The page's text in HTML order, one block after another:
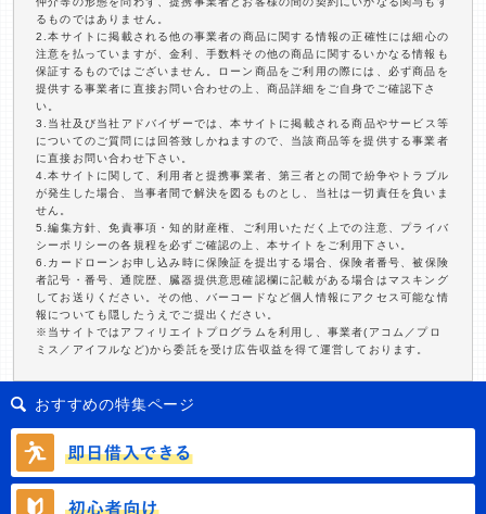
るものではありません。
2.本サイトに掲載される他の事業者の商品に関する情報の正確性には細心の
注意を払っていますが、金利、手数料その他の商品に関するいかなる情報も
保証するものではございません。ローン商品をご利用の際には、必ず商品を
提供する事業者に直接お問い合わせの上、商品詳細をご自身でご確認下さ
い。
3.当社及び当社アドバイザーでは、本サイトに掲載される商品やサービス等
についてのご質問には回答致しかねますので、当該商品等を提供する事業者
に直接お問い合わせ下さい。
4.本サイトに関して、利用者と提携事業者、第三者との間で紛争やトラブル
が発生した場合、当事者間で解決を図るものとし、当社は一切責任を負いま
せん。
5.編集方針、免責事項・知的財産権、ご利用いただく上での注意、プライバ
シーポリシーの各規程を必ずご確認の上、本サイトをご利用下さい。
6.カードローンお申し込み時に保険証を提出する場合、保険者番号、被保険
者記号・番号、通院歴、臓器提供意思確認欄に記載がある場合はマスキング
してお送りください。その他、バーコードなど個人情報にアクセス可能な情
報についても隠したうえでご提出ください。
※当サイトではアフィリエイトプログラムを利用し、事業者(アコム／プロ
ミス／アイフルなど)から委託を受け広告収益を得て運営しております。
おすすめの特集ページ